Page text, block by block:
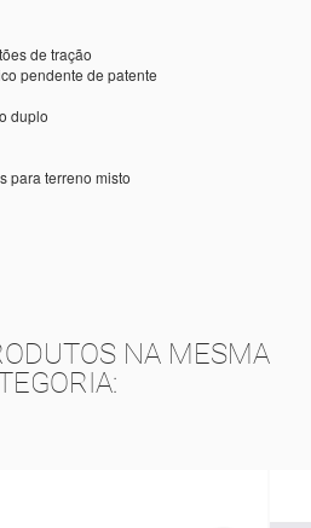
de tração
pendente de patente
duplo
para terreno misto
NA MESMA